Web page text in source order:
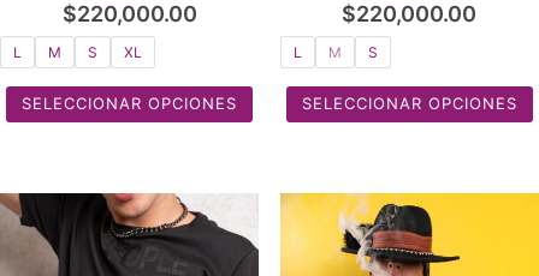
$220,000.00
L M S XL
SELECCIONAR OPCIONES
$220,000.00
L M S
SELECCIONAR OPCIONES